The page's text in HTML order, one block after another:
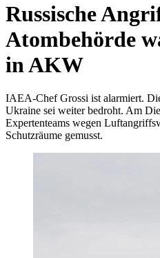
Russische
Atombehörde
in AKW
IAEA-Chef Grossi ist alarmiert.
Ukraine sei weiter bedroht. Am
Expertenteams wegen
Schutzräume gemusst.